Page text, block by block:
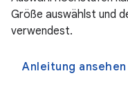
Größe auswählst und
verwendest.
Anleitung ansehen